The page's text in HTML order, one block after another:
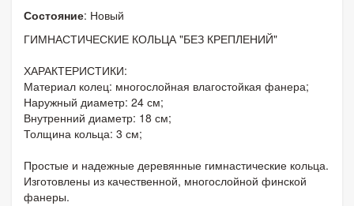
Состояние: Новый
ГИМНАСТИЧЕСКИЕ КОЛЬЦА "БЕЗ КРЕПЛЕНИЙ"
ХАРАКТЕРИСТИКИ:
Материал колец: многослойная влагостойкая фанера;
Наружный диаметр: 24 см;
Внутренний диаметр: 18 см;
Толщина кольца: 3 см;
Простые и надежные деревянные гимнастические кольца.
Изготовлены из качественной, многослойной финской
фанеры.